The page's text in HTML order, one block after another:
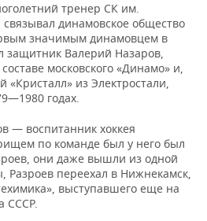
тренер СК им.
динамовское общество
значимым динамовцем в
защитник Валерий Назаров,
московского «Динамо» и,
«Кристалл» из Электростали,
годах.
— воспитанник хоккея
по команде был у него был
они даже вышли из одной
Разроев переехал в Нижнекамск,
выступавшего еще на
СССР.